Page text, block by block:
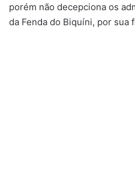
porém não decepciona os
da Fenda do Biquíni, por sua